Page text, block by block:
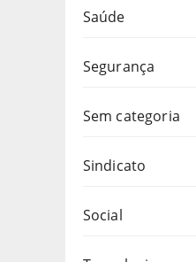
Saúde
Segurança
Sem categoria
Sindicato
Social